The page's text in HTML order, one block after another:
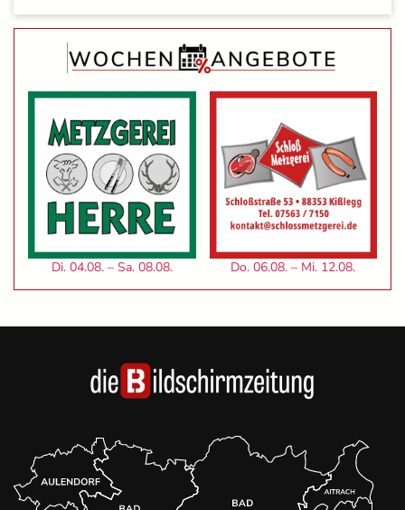
Di. 04.08. – Sa. 08.08. Do. 06.08. – Mi. 12.08.